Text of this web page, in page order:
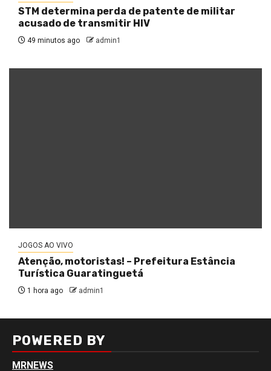
STM determina perda de patente de militar
acusado de transmitir HIV
49 minutos ago admin1
JOGOS AO VIVO
Atenção, motoristas! – Prefeitura Estância
Turística Guaratinguetá
1 hora ago admin1
POWERED BY
MRNEWS